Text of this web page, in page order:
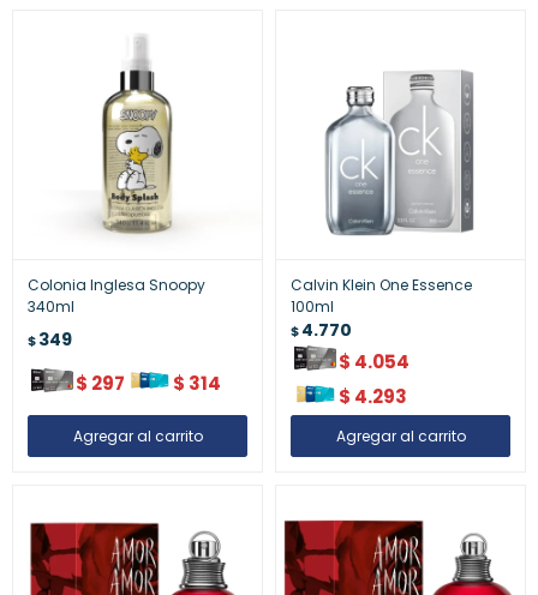
Colonia Inglesa Snoopy
340ml
$349
$ 297 $ 314
Calvin Klein One Essence
100ml
$4.770
$ 4.054
$ 4.293